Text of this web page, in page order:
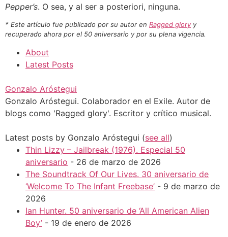
Pepper’s. O sea, y al ser a posteriori, ninguna.
* Este artículo fue publicado por su autor en Ragged glory y
recuperado ahora por el 50 aniversario y por su plena vigencia.
About
Latest Posts
Gonzalo Aróstegui
Gonzalo Aróstegui. Colaborador en el Exile. Autor de
blogs como 'Ragged glory'. Escritor y crítico musical.
Latest posts by Gonzalo Aróstegui (see all)
Thin Lizzy – Jailbreak (1976). Especial 50
aniversario - 26 de marzo de 2026
The Soundtrack Of Our Lives. 30 aniversario de
‘Welcome To The Infant Freebase’ - 9 de marzo de
2026
Ian Hunter. 50 aniversario de ‘All American Alien
Boy’ - 19 de enero de 2026